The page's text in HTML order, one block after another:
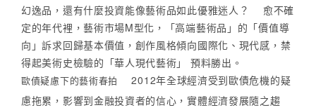
幻逸品，還有什麼投資能像藝術品如此優雅迷人？ 愈不確
定的年代裡，藝術市場M型化，「高端藝術品」的「價值導
向」訴求回歸基本價值，創作風格傾向國際化、現代感，禁
得起美術史檢驗的「華人現代藝術」 預料勝出。
歐債疑慮下的藝術春拍
2012年全球經濟受到歐債危機的疑
慮拖累，影響到金融投資者的信心，實體經濟發展隨之趨